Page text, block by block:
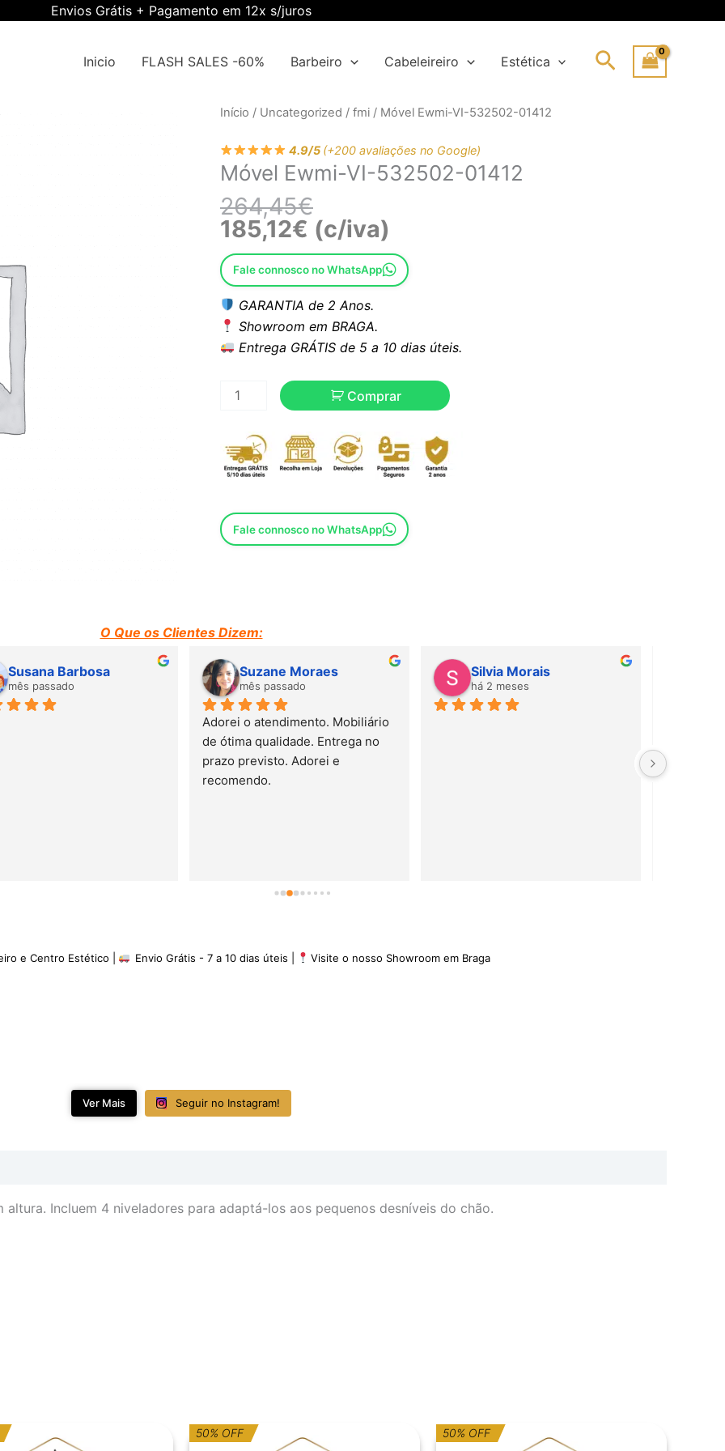
Envios Grátis + Pagamento em 12x s/juros
Inicio FLASH SALES -60% Barbeiro Cabeleireiro Estética Search
Início / Uncategorized / fmi / Móvel Ewmi-VI-532502-01412
4.9/5 (+200 avaliações no Google)
Móvel Ewmi-VI-532502-01412
264,45€
O
original
era:
O
atual
é:
185,12€ (c/iva)
Fale connosco no WhatsApp
GARANTIA de 2 Anos.
Showroom em BRAGA.
Entrega GRÁTIS de 5 a 10 dias úteis.
Quantidade
Móvel
Ewmi-
VI-
532502-
01412
Comprar
Fale connosco no WhatsApp
O Que os Clientes Dizem:
Susana Barbosa
mês passado
Suzane Moraes
mês passado
Adorei o atendimento. Mobiliário
de ótima qualidade. Entrega no
prazo previsto. Adorei e
recomendo.
Silvia Morais
há 2 meses
rápido!
e Centro Estético | Envio Grátis - 7 a 10 dias úteis | Visite o nosso Showroom em Braga
Ver Mais Seguir no Instagram!
Incluem 4 niveladores para adaptá-los aos pequenos desníveis do chão.
50% OFF
O
preço
O
preço
50% OFF
O
preço
O
preço